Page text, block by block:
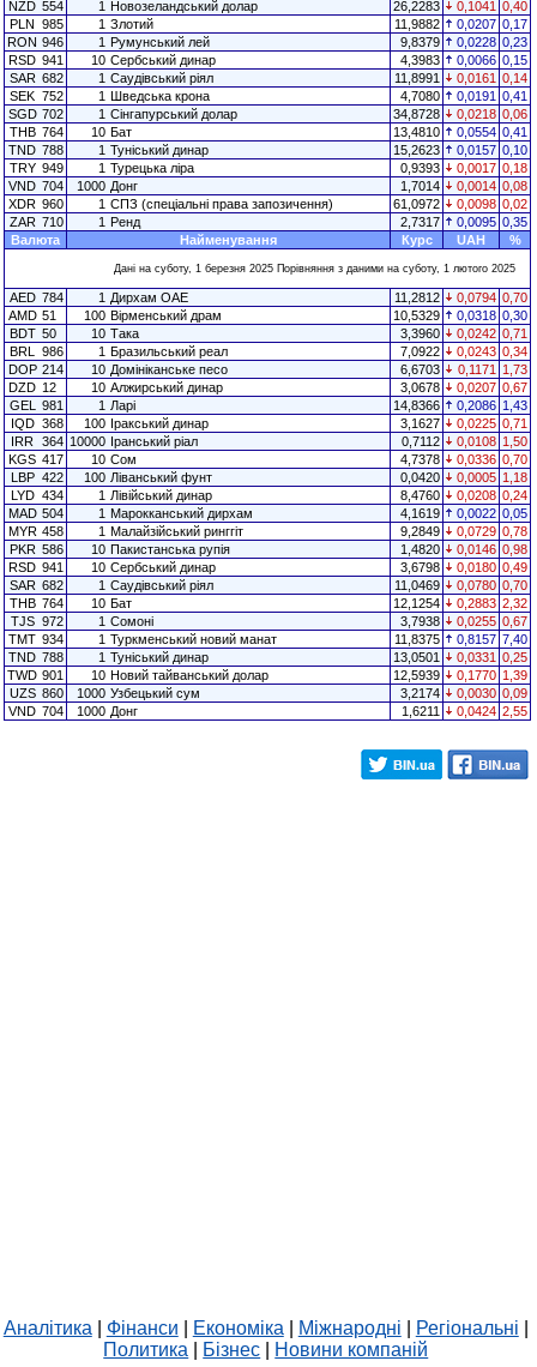
NZD 554 1 Новозеландський долар 26,2283 0,1041 0,40
PLN 985 1 Злотий 11,9882 0,0207 0,17
RON 946 1 Румунський лей 9,8379 0,0228 0,23
RSD 941 10 Сербський динар 4,3983 0,0066 0,15
SAR 682 1 Саудівський ріял 11,8991 0,0161 0,14
SEK 752 1 Шведська крона 4,7080 0,0191 0,41
SGD 702 1 Сінгапурський долар 34,8728 0,0218 0,06
THB 764 10 Бат 13,4810 0,0554 0,41
TND 788 1 Туніський динар 15,2623 0,0157 0,10
TRY 949 1 Турецька ліра 0,9393 0,0017 0,18
VND 704 1000 Донг 1,7014 0,0014 0,08
XDR 960 1 СПЗ (спеціальні права запозичення) 61,0972 0,0098 0,02
ZAR 710 1 Ренд 2,7317 0,0095 0,35
Валюта
Найменування Курс UAH %
Дані на суботу, 1 березня 2025 Порівняння з даними на суботу, 1 лютого 2025
AED 784 1 Дирхам ОАЕ 11,2812 0,0794 0,70
AMD 51 100 Вірменський драм 10,5329 0,0318 0,30
BDT 50 10 Така 3,3960 0,0242 0,71
BRL
986 1 Бразильський реал 7,0922 0,0243 0,34
DOP 214 10 Домініканське песо 6,6703 0,1171
1,73
DZD 12 10 Алжирський динар 3,0678 0,0207 0,67
GEL
981 1 Ларі 14,8366 0,2086 1,43
IQD 368 100 Іракський динар 3,1627 0,0225 0,71
IRR 364 10000 Іранський ріал 0,7112 0,0108 1,50
KGS 417 10 Сом 4,7378 0,0336 0,70
LBP 422 100 Ліванський фунт 0,0420 0,0005 1,18
LYD 434 1 Лівійський динар 8,4760 0,0208 0,24
MAD 504 1 Марокканський дирхам 4,1619 0,0022 0,05
MYR 458 1 Малайзійський ринггіт 9,2849 0,0729 0,78
PKR 586 10 Пакистанська рупія 1,4820 0,0146 0,98
RSD 941 10 Сербський динар 3,6798 0,0180 0,49
SAR 682 1 Саудівський ріял 11,0469 0,0780 0,70
THB 764 10 Бат 12,1254 0,2883 2,32
TJS 972 1 Сомоні 3,7938 0,0255 0,67
TMT 934 1 Туркменський новий манат 11,8375 0,8157 7,40
TND 788 1 Туніський динар 13,0501 0,0331 0,25
TWD 901 10 Новий тайванський долар 12,5939 0,1770 1,39
UZS 860 1000 Узбецький сум 3,2174 0,0030 0,09
VND 704 1000 Донг 1,6211 0,0424 2,55
Аналітика Фінанси Економіка Міжнародні Регіональні
Политика
Бізнес Новини компаній